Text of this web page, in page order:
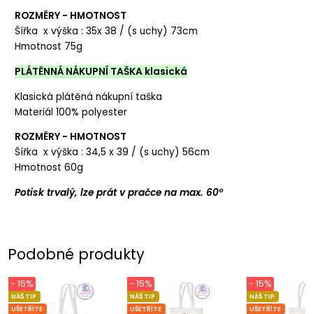
ROZMĚRY - HMOTNOST
Šířka x výška : 35x 38 / (s uchy) 73cm
Hmotnost 75g
PLÁTĚNNÁ NÁKUPNÍ TAŠKA klasická
Klasická plátěná nákupní taška
Materiál 100% polyester
ROZMĚRY - HMOTNOST
Šířka x výška : 34,5 x 39 / (s uchy) 56cm
Hmotnost 60g
Potisk trvalý, lze prát v pračce na max. 60°
Podobné produkty
NÁŠ TIP
UŠETŘÍTE
- 15%
NÁŠ TIP
UŠETŘÍTE
- 15%
NÁŠ TIP
UŠETŘÍTE
- 15%